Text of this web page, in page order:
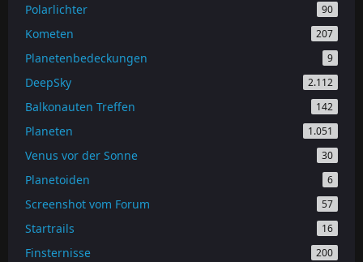
Polarlichter 90
Kometen 207
Planetenbedeckungen 9
DeepSky 2.112
Balkonauten Treffen 142
Planeten 1.051
Venus vor der Sonne 30
Planetoiden 6
Screenshot vom Forum 57
Startrails 16
Finsternisse 200